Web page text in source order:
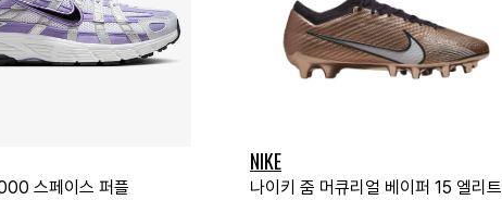
스페이스 퍼플
NIKE
나이키 줌 머큐리얼 베이퍼 15 엘리트